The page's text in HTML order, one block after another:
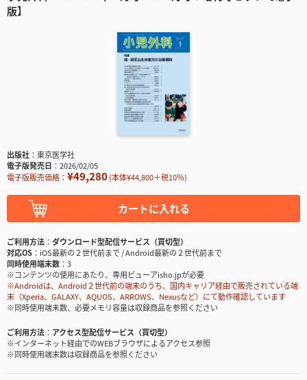
版】
出版社
東京医学社
電子版発売日
2026/02/05
電子版販売価格： ¥49,280(本体¥44,800＋税10％)
カートに入れる
ご利用方法
ダウンロード型配信サービス（買切型）
対応OS
iOS最新の２世代前まで / Android最新の２世代前まで
同時使用端末数
3
※コンテンツの使用にあたり、専用ビューアisho.jpが必要
※Androidは、Android２世代前の端末のうち、国内キャリア経由で販売されている端
末（Xperia、GALAXY、AQUOS、ARROWS、Nexusなど）にて動作確認しています
※同時使用端末数、必要メモリ容量は収録商品を参照ください
ご利用方法
アクセス型配信サービス（買切型）
※インターネット経由でのWEBブラウザによるアクセス参照
※同時使用端末数は収録商品を参照ください